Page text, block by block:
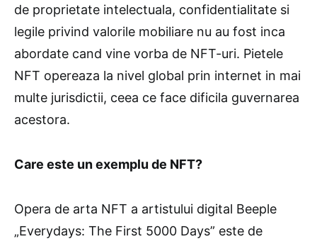
de proprietate intelectuala, confidentialitate si
legile privind valorile mobiliare nu au fost inca
abordate cand vine vorba de NFT-uri. Pietele
NFT opereaza la nivel global prin internet in mai
multe jurisdictii, ceea ce face dificila guvernarea
acestora.
Care este un exemplu de NFT?
Opera de arta NFT a artistului digital Beeple
„Everydays: The First 5000 Days” este de